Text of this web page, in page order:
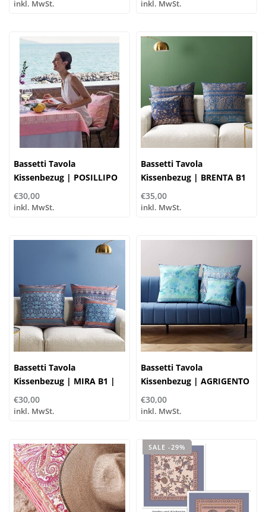
inkl. MwSt. inkl. MwSt.
Bassetti Tavola
Kissenbezug | POSILLIPO
L1
€30,00
inkl. MwSt.
Bassetti Tavola
Kissenbezug | BRENTA B1
€35,00
inkl. MwSt.
Bassetti Tavola
Kissenbezug | MIRA B1 |
100% Baumwolle
€30,00
inkl. MwSt.
Bassetti Tavola
Kissenbezug | AGRIGENTO
B1
€30,00
inkl. MwSt.
SALE -29%